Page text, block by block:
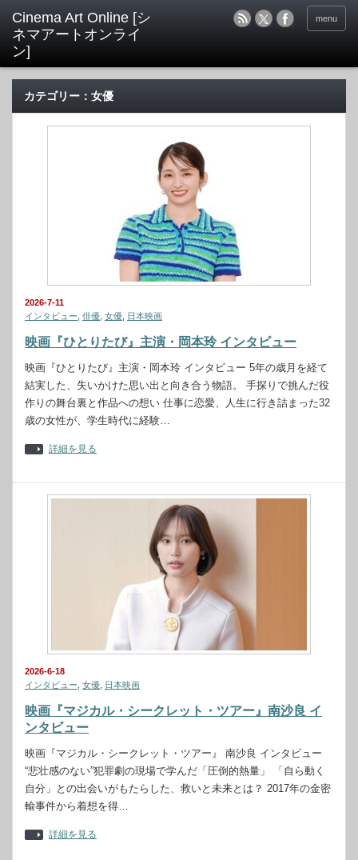
menu
カテゴリー：女優
2026-7-11
インタビュー 俳優 女優 日本映画
映画『ひとりたび』主演・岡本玲 インタビュー
映画『ひとりたび』主演・岡本玲 インタビュー 5年の歳月を経て
結実した、失いかけた思い出と向き合う物語。 手探りで挑んだ役
作りの舞台裏と作品への想い 仕事に恋愛、人生に行き詰まった32
歳の女性が、学生時代に経験…
詳細を見る
2026-6-18
インタビュー 女優 日本映画
映画『マジカル・シークレット・ツアー』南沙良 イ
ンタビュー
映画『マジカル・シークレット・ツアー』 南沙良 インタビュー
“悲壮感のない”犯罪劇の現場で学んだ「圧倒的熱量」 「自ら動く
自分」との出会いがもたらした、救いと未来とは？ 2017年の金密
輸事件から着想を得…
詳細を見る